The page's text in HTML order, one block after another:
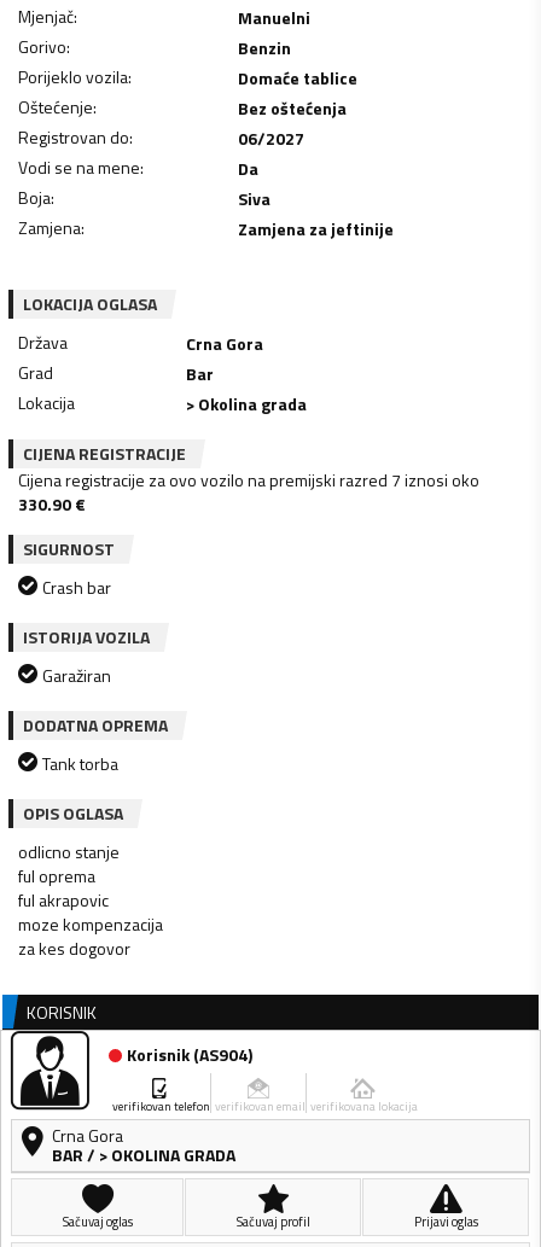
Mjenjač:
Manuelni
Gorivo:
Benzin
Porijeklo vozila:
Domaće tablice
Oštećenje:
Bez oštećenja
Registrovan do:
06/2027
Vodi se na mene:
Da
Boja:
Siva
Zamjena: Zamjena za jeftinije
LOKACIJA OGLASA
Država
Crna Gora
Grad
Bar
Lokacija
> Okolina grada
CIJENA REGISTRACIJE
Cijena registracije za ovo vozilo na premijski razred 7 iznosi oko
330.90€
SIGURNOST
Crash bar
ISTORIJA VOZILA
Garažiran
DODATNA OPREMA
Tank torba
OPIS OGLASA
odlicno stanje
ful oprema
ful akrapovic
moze kompenzacija
za kes dogovor
KORISNIK
Korisnik(AS904)
verifikovan telefon verifikovan email verifikovana lokacija
Crna Gora
BAR/ > OKOLINA GRADA
Sačuvaj oglas Sačuvaj profil Prijavi oglas